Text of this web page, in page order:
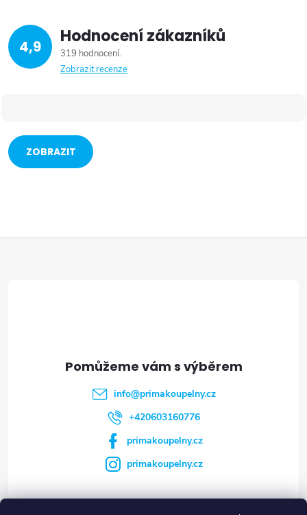
4,9 Hodnocení zákazníků
319 hodnocení
Zobrazit recenze
ZOBRAZIT
info@primakoupelny.cz
+420603160776
primakoupelny.cz
primakoupelny.cz